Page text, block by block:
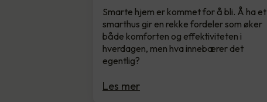
Smarte hjem er kommet for å bli. Å ha et
smarthus gir en rekke fordeler som øker
både komforten og effektiviteten i
hverdagen, men hva innebærer det
egentlig?
Les mer